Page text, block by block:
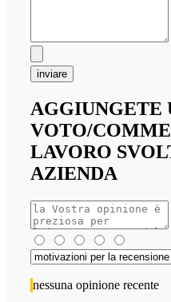
inviare
AGGIUNGETE
VOTO/
LAVORO
AZIENDA
nessuna opinione recente